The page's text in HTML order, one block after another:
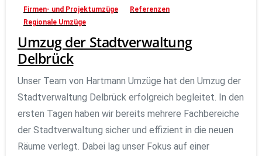
Firmen- und Projektumzüge
Referenzen
Regionale Umzüge
Umzug der Stadtverwaltung
Delbrück
Unser Team von Hartmann Umzüge hat den Umzug der
Stadtverwaltung Delbrück erfolgreich begleitet. In den
ersten Tagen haben wir bereits mehrere Fachbereiche
der Stadtverwaltung sicher und effizient in die neuen
Räume verlegt. Dabei lag unser Fokus auf einer